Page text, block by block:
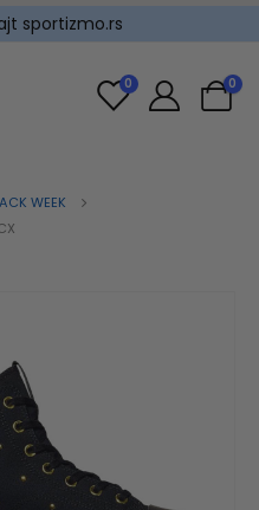
sportizmo.rs
0 0
WEEK